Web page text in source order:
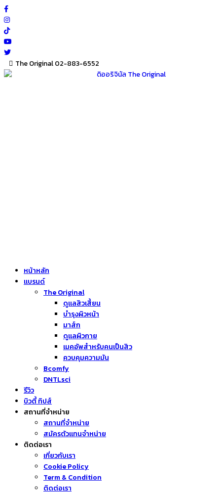
Skip
to
content
The Original 02-883-6552
หน้าหลัก
แบรนด์
The Original
ดูแลสิวเสี้ยน
บำรุงผิวหน้า
มาส์ก
ดูแลผิวกาย
เมคอัพสำหรับคนเป็นสิว
ควบคุมความมัน
Bcomfy
DNTLsci
รีวิว
บิวตี้ ทิปส์
สถานที่จำหน่าย
สถานที่จำหน่าย
สมัครตัวแทนจำหน่าย
ติดต่อเรา
เกี่ยวกับเรา
Cookie Policy
Term & Condition
ติดต่อเรา